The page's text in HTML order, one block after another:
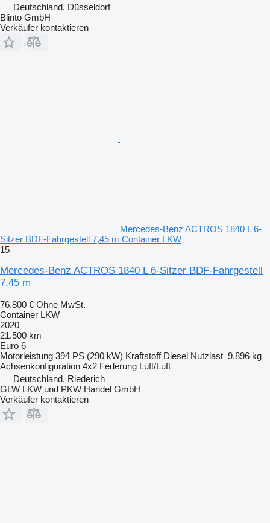
Deutschland, Düsseldorf
Blinto GmbH
Verkäufer kontaktieren
Mercedes-Benz ACTROS 1840 L 6-
Sitzer BDF-Fahrgestell 7,45 m Container LKW
15
Mercedes-Benz ACTROS 1840 L 6-Sitzer BDF-Fahrgestell
7,45 m
76.800 € Ohne MwSt.
Container LKW
2020
21.500 km
Euro 6
Motorleistung 394 PS (290 kW) Kraftstoff Diesel Nutzlast 9.896 kg
Achsenkonfiguration 4x2 Federung Luft/Luft
Deutschland, Riederich
GLW LKW und PKW Handel GmbH
Verkäufer kontaktieren